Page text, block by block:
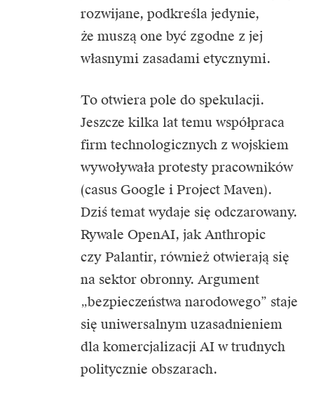
rozwijane, podkreśla jedynie,
że muszą one być zgodne z jej
własnymi zasadami etycznymi.
To otwiera pole do spekulacji.
Jeszcze kilka lat temu współpraca
firm technologicznych z wojskiem
wywoływała protesty pracowników
(casus Google i Project Maven).
Dziś temat wydaje się odczarowany.
Rywale OpenAI, jak Anthropic
czy Palantir, również otwierają się
na sektor obronny. Argument
„bezpieczeństwa narodowego” staje
się uniwersalnym uzasadnieniem
dla komercjalizacji AI w trudnych
politycznie obszarach.